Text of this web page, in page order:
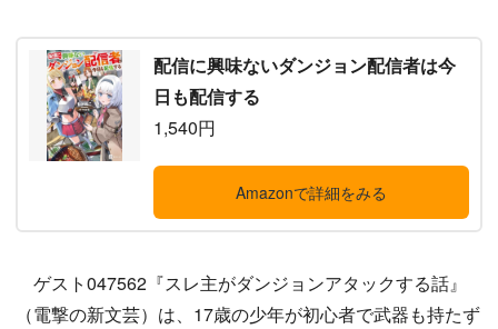
配信に興味ないダンジョン配信者は今
日も配信する
1,540円
Amazonで詳細をみる
ゲスト047562『スレ主がダンジョンアタックする話』
（電撃の新文芸）は、17歳の少年が初心者で武器も持たず